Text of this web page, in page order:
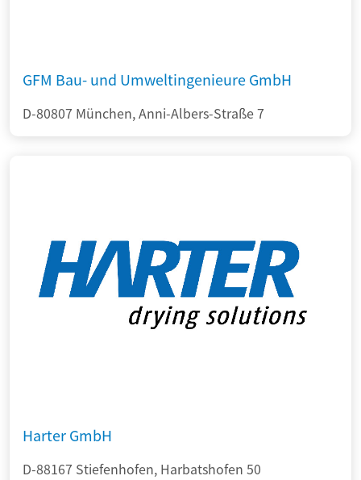
GFM Bau- und Umweltingenieure GmbH
D-80807 München, Anni-Albers-Straße 7
Harter GmbH
D-88167 Stiefenhofen, Harbatshofen 50